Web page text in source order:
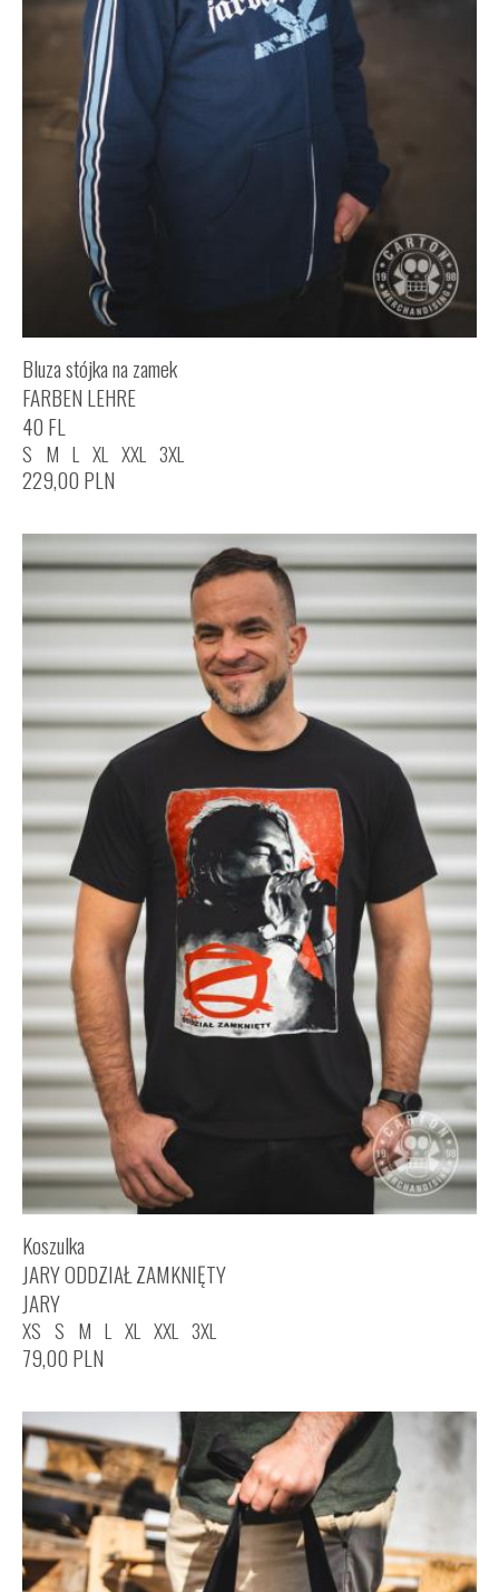
Bluza stójka na zamek
FARBEN LEHRE
40 FL
S M L XL XXL 3XL
229,00 PLN
Koszulka
JARY ODDZIAŁ ZAMKNIĘTY
JARY
XS S M L XL XXL 3XL
79,00 PLN